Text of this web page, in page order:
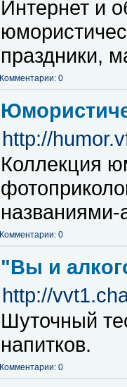
Интернет и
праздники,
Комментарии: 0
http://
Коллекция
Комментарии: 0
"Вы и
http://
Шуточный
напитков.
Комментарии: 0